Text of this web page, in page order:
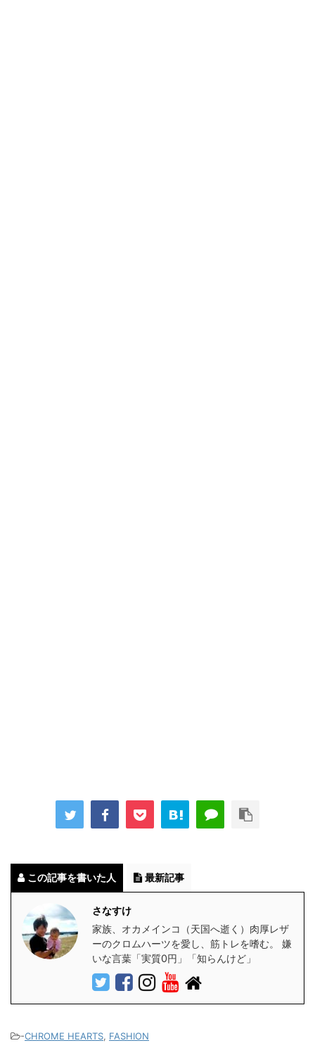
この記事を書いた人 最新記事
さなすけ
家族、オカメインコ（天国へ逝く）肉厚レザ
ーのクロムハーツを愛し、筋トレを嗜む。 嫌
いな言葉「実質0円」「知らんけど」
-CHROME HEARTS, FASHION